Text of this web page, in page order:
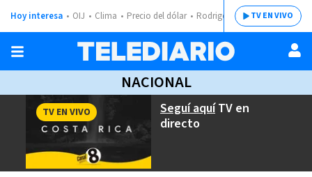
Hoy interesa OIJ Clima Precio del dólar Rodrigo ChavesTV EN VIVO
NACIONAL
Seguí aquíTV en
directo
TV EN VIVO